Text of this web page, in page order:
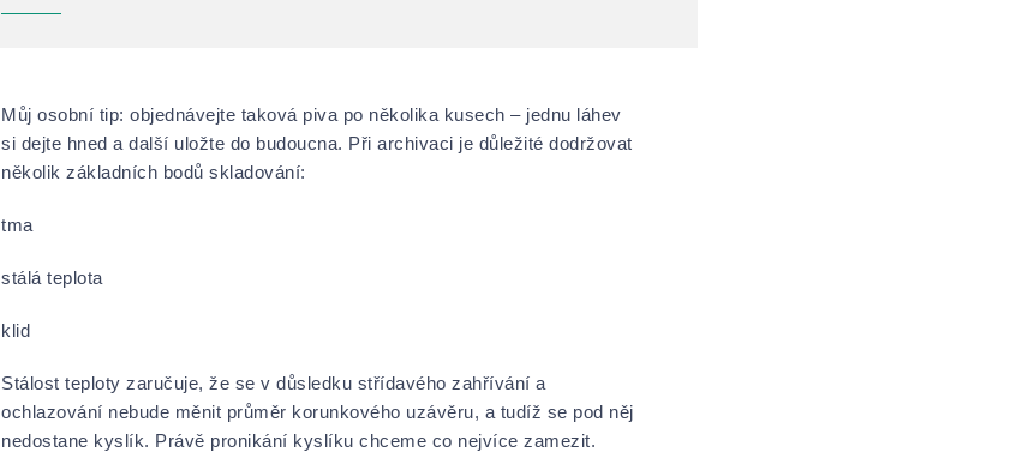
Můj osobní tip: objednávejte taková piva po několika kusech – jednu láhev
si dejte hned a další uložte do budoucna. Při archivaci je důležité dodržovat
několik základních bodů skladování:
tma
stálá teplota
klid
Stálost teploty zaručuje, že se v důsledku střídavého zahřívání a
ochlazování nebude měnit průměr korunkového uzávěru, a tudíž se pod něj
nedostane kyslík. Právě pronikání kyslíku chceme co nejvíce zamezit.